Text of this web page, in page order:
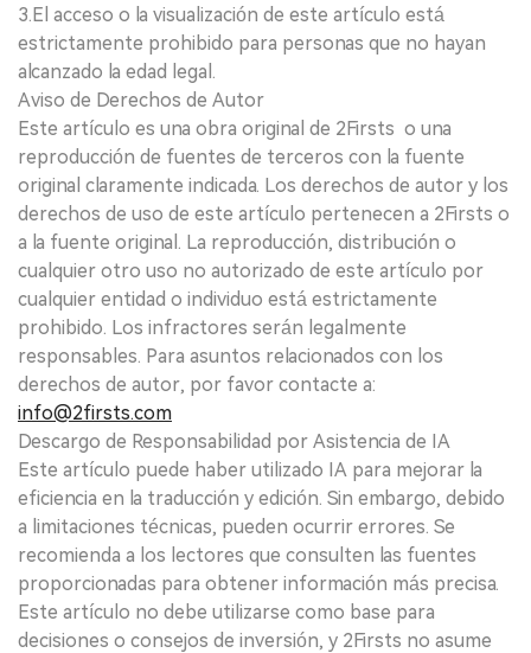
3.El acceso o la visualización de este artículo está
estrictamente prohibido para personas que no hayan
alcanzado la edad legal.
Aviso de Derechos de Autor
Este artículo es una obra original de 2Firsts o una
reproducción de fuentes de terceros con la fuente
original claramente indicada. Los derechos de autor y los
derechos de uso de este artículo pertenecen a 2Firsts o
a la fuente original. La reproducción, distribución o
cualquier otro uso no autorizado de este artículo por
cualquier entidad o individuo está estrictamente
prohibido. Los infractores serán legalmente
responsables. Para asuntos relacionados con los
derechos de autor, por favor contacte a:
info@2firsts.com
Descargo de Responsabilidad por Asistencia de IA
Este artículo puede haber utilizado IA para mejorar la
eficiencia en la traducción y edición. Sin embargo, debido
a limitaciones técnicas, pueden ocurrir errores. Se
recomienda a los lectores que consulten las fuentes
proporcionadas para obtener información más precisa.
Este artículo no debe utilizarse como base para
decisiones o consejos de inversión, y 2Firsts no asume